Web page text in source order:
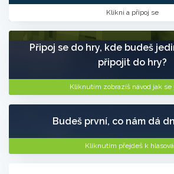
Klikni a připoj se
Připoj se do hry, kde budeš
připojit do hry?
Kliknutím zobrazíš návod jak se
Budeš první, co nám dá
Kliknutím přejdeš k